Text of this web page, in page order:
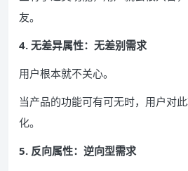
友。
4. 无差异属性：无差别需求
用户根本就不关心。
当产品的功能可有可无时，用户对
化。
5. 反向属性：逆向型需求